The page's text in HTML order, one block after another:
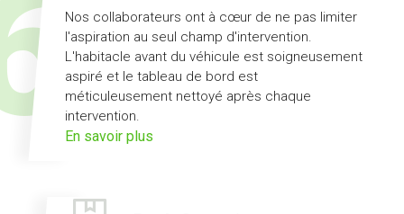
Nos collaborateurs ont à cœur de ne pas limiter
l'aspiration au seul champ d'intervention.
L'habitacle avant du véhicule est soigneusement
aspiré et le tableau de bord est
méticuleusement nettoyé après chaque
intervention.
En savoir plus